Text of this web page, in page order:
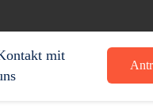
mit